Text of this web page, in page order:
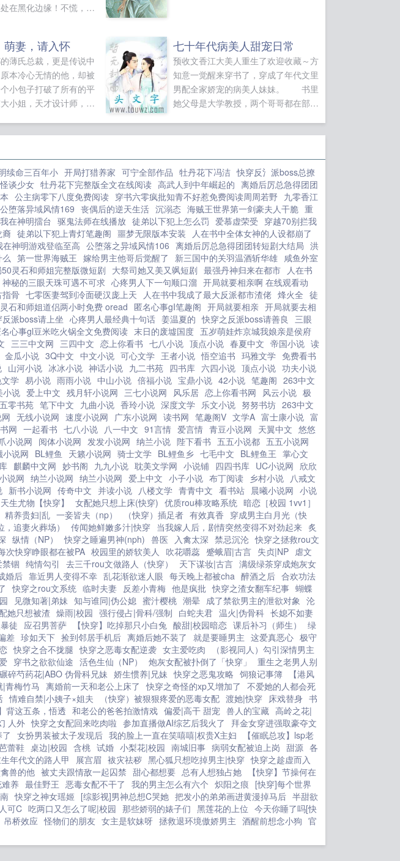
在黑化边缘！不慌，冷
花朵扳回正道！然而。
儿子做早饭，和乐融
不起儿子，早饭好了
死了。其他嘉宾给孩子
娃入睡才离开。冷清清
妈怕鬼，等我睡着你再
让孩子吃最好，自己吃
你以后多得是吃的机会
的拴Q。综艺播出后，
俩爆红全网。说吧，做
拥有这样的儿子。问过
都是演员。某日，大佬
那不熟的老婆他们过得
奋不已霍总，您老婆和
了！好几个男顶流争着
！大佬？？？我儿子要
不知道？...
萌妻，请入怀
薄氏总裁，更是传说中
本冷心无情的他，却被
小包子打破了所有的平
小姐，天才设计师，一
七十年代病美人甜宠日常
预收文香江大美人重生了欢迎收藏～方
知意一觉醒来穿书了，穿成了年代文里
男配全家娇宠的病美人妹妹。 书里
她父母是大学教授，两个哥哥都在部
感，听信了别人的传言说她就是两个哥
哥的拖油瓶，以至于要养着她两个哥哥
都到了年纪还没能找到媳妇。 原身
为了不拖累哥哥们，背着哥哥们每一餐
只吃一小口，以至于身体越拖越差，在
西北那种苦寒之地根本熬不下去，一命
呜呼了。 两个哥哥为此深感愧疚，
当看到交给妹妹的钱和票都被妹妹攒起
来之后一个放弃大好前程颓废终身，一
个送她归家的时候因为忧思过重车祸身
亡了。 父母更是听闻她去世的消息
双双自杀在了马上就要被平反的冬日
里。 穿过来的方知意，看到自己手
里的空间，里面有千万资产的各种食
材。 她好不容易从没有吃喝的末世
熬到现在，她凭什么不吃？不仅自己
吃，还每天换着花样做各种好吃的给两
个哥哥吃，还给被下放的父母寄好吃
的。 她们全家不仅都要活着，还要
活的好好的迎接新生活。 所有
人都知道方参谋家有个病秧子妹妹，原
本父母还在大学任职的时候还好说，现
在父母都被下放了，这个病秧子不就活
脱脱的拖油瓶吗？ 大家都还在替方
家两兄弟惋惜拖着这个病秧子妹妹能不
能找到对象的时候，方家院子里就传出
了食物的香气，今天是回锅肉，明天是
麻婆豆腐，后天是红烧肉 驻地老长
家的闺女更是成天都往方家院子
跑。 方家两兄弟则是逢人就夸自己
妹妹多好，大家都是不以为然，一个病
秧子再好又怎么样呢？这辈子谁敢
娶？ 转头隔壁空军师部最有本事的
年轻一级飞行员提着东西到了方家，就
像回自己家似的，推门就喊大舅哥
方家两兄弟？？？？什么时候自家小妹
被狼叼了？年龄差7岁帅气空飞军哥哥
Vs娇气小美人预收文香江大美人重生了
欢迎收藏！八十年代末，也是江晚柠二
十岁这年她从内地被接到了繁华的香
江，她这才知道自己是香江望族江家流
落在外的大小姐。 只是她才回到家
就做了个梦，梦见自己生活在一本小说
里，而她则是个无足轻重的炮灰女
配。 书里她回家后就要与香江另一
豪门6家联姻，联姻对象是6家最年轻的
一代6则，更是6家孙字辈的独苗。
不过男人听说她来自贫穷的内地，本不
了，只是结婚后才现她不过是空有一副
续命三百年小 开局打猎养家 可宁全部作品 牡丹花下冯洁 快穿反氵派boss总撩
谈少女 牡丹花下完整版全文在线阅读 高武人到中年崛起的 离婚后厉总急得团团
公主病零下八度免费阅读 穿书六零疯批知青不好惹免费阅读周周若野 九零香江
公堕落异域风情169 丧偶后的逆天生活 沉溺态 海贼王世界第一剑豪夫人干脆 重
我在神明擂台 驱鬼法师在线播放 徒弟以下犯上怎么罚 爱慕虚荣受 穿越70别拦我
裔 徒弟以下犯上青灯笔趣阁 噩梦无限版本安装
人在书中全体女神的人设都崩了
在神明游戏登临至高 公堕落之异域风情106 离婚后厉总急得团团转短剧大结局 洪
第一世界海贼王 嫁给男主他哥后觉醒了 新三国中的关羽温酒斩华雄 咸鱼外室
灵石和师姐完整版微短剧 大祭司她又美又飒短剧 最强丹神归来在都市 人在书
神秘的三眼天珠可遇不可求 心疼男人下一句顺口溜 开局就要相亲啊 在线观看动
指骨 七零医妻驾到冷面硬汉庞上天 人在书中我成了最大反派都市渣佬 烽火全 徒
石和师姐道侣两小时免费 oread 匿名心事gI笔趣阁 开局就要相亲 开局就要去相
反派boss请上坐 心疼男人最经典十句话 姜温夏的 快穿之反派boss请善良 三眼
心事gl豆米吃火锅全文免费阅读 末日的废墟国度 五岁萌娃炸京城我娘亲是侯府
三三中文网 三四中文 恋上你看书 七八小说 顶点小说 春夏中文 帝国小说 读
金瓜小说 3Q中文 中文小说 可心文学 王者小说 悟空追书 玛雅文学 免费看书
山河小说 冰冰小说 神话小说 九二书苑 四书库 六四小说 顶点小说 功夫小说
学 易小说 雨雨小说 中山小说 倍福小说 宝鼎小说 42小说 笔趣阁 263中文
小说 爱上中文 残月轩小说网 三七小说网 风乐居 恋上你看书网 风云小说 极
零书苑 笔下中文 九曲小说 香玲小说 深度文学 乐文小说 努努书坊 263中文
无线小说网 速度小说网 广东小说网 读书网 笔趣阁V 文学A 富士康小说 富
网 一起看书 七八小说 八一中文 91言情 爱言情 青豆小说网 天翼中文 悠悠
小说网 阅体小说网 发发小说网 纳兰小说 陛下看书 五五小说都 五五小说网
小说网 BL鲤鱼 天籁小说网 骑士文学 BL鲤鱼乡 七毛中文 BL鲤鱼王 掌心文
麒麟中文网 妙书阁 九九小说 耽美文学网 小说铺 四四书库 UC小说网 欣欣
说网 纳兰小说网 纳兰小说网 爱上中文 小子小说 布丁阅读 乡村小说 八戒文
新书小说网 传奇中文 并读小说 八楼文学 青青中文 看书站 晨曦小说网 小说
天生尤物【快穿】 女配她只想上床(快穿) 优质rou棒攻略系统 暗恋［校园 1vv1］
精养贵妇|乱 一妾皆夫（np） （快穿）插足者 有效真香 穿成男主白月光（快
追妻火葬场） 传闻她鲜嫩多汁|快穿 当我嫁人后，剧情突然变得不对劲起来 炙
纵情（NP） 快穿之睡遍男神(nph) 兽医 入禽太深 禁忌沉沦 快穿之拯救rou文
次快穿睁眼都在被PA 校园里的娇软美人 吹花嚼蕊 蹙蛾眉|古言 失贞|NP 虐文
锢 纯情勾引 去三千rou文做路人（快穿） 天下谋妆|古言 满级绿茶穿成炮灰女
婚后 靠近男人变得不幸 乱花渐欲迷人眼 每天晚上都被cha 醉酒之后 合欢功法
快穿之rou文系统 临时夫妻 反差小青梅 他是疯批 快穿之渣女翻车纪事 蝴蝶
见微知著|弟妹 知与谁同|伪公媳 蜜汁樱桃 潮晕 成了禁欲男主的泄欲对象 沦
她只想被渣 燥雨|校园 强行侵占|骨科/强制 白蛇夫君 温火|伪骨科 长媳不如妻
徒 应召男菩萨 【快穿】吃掉那只小白兔 酸甜|校园暗恋 课后补习（师生）
绿
差 珍如天下 捡到邻居手机后 离婚后她不装了 就是要睡男主 这爱真恶心 极守
快穿之合不拢腿 快穿之恶毒女配逆袭 女主爱吃肉
（影视同人）勾引深情男主
穿书之欲欲仙途 活色生仙（NP） 炮灰女配被扑倒了「快穿」
重生之老男人别
碾碎芍药花|ABO 伪骨科兄妹 娇生惯养|兄妹 快穿之恶鬼攻略 饲狼记事簿
【港风
|青梅竹马 离婚前一天和老公上床了 快穿之奇怪的xp又增加了 不爱她的人都会死
情难自禁|小姨子×姐夫 （快穿）被狠狠疼爱的恶毒女配 渡她|快穿 床戏替身 书
背这五条，悟透 和老公的爸爸拍激情戏 偏爱|高干 甜宠 兽人的宝藏 高岭之花|
人外 快穿之女配回来吃肉啦 参加直播做AI综艺后我火了
拜金女穿进强取豪夺文
女扮男装被太子发现后 我的脸上一直在笑嘻嘻|权贵X主妇
【催眠总攻】lsp老
蕾鞋 桌边|校园 含桃 试婚 小梨花|校园 南城旧事 病弱女配被迫上岗 甜源 各
年代文的路人甲 展宫眉 袚灾祛秽 黑心狐只想吃掉男主|快穿 快穿之趁虚而入
兽的他 被丈夫跟情敌一起囚禁 甜心都想要 总有人想独占她
【快穿】节操何在
养 最佳野王 恶毒女配不干了 我的男主怎么有六个 炽阳之痕 [快穿]每个世界
快穿之神女瑶姬 [综影视]男神总想C哭她 把发小的弟弟画进黄漫掉马后 半甜欲
可C 吃两口又怎么了呢|校园 那些娇弱的婊子们 黑莲花的上位 今天你睡了吗[快
吊桥效应 怪物们的朋友 女主是软妹呀 拯救退环境傲娇男主 酒醒前想念小狗 官